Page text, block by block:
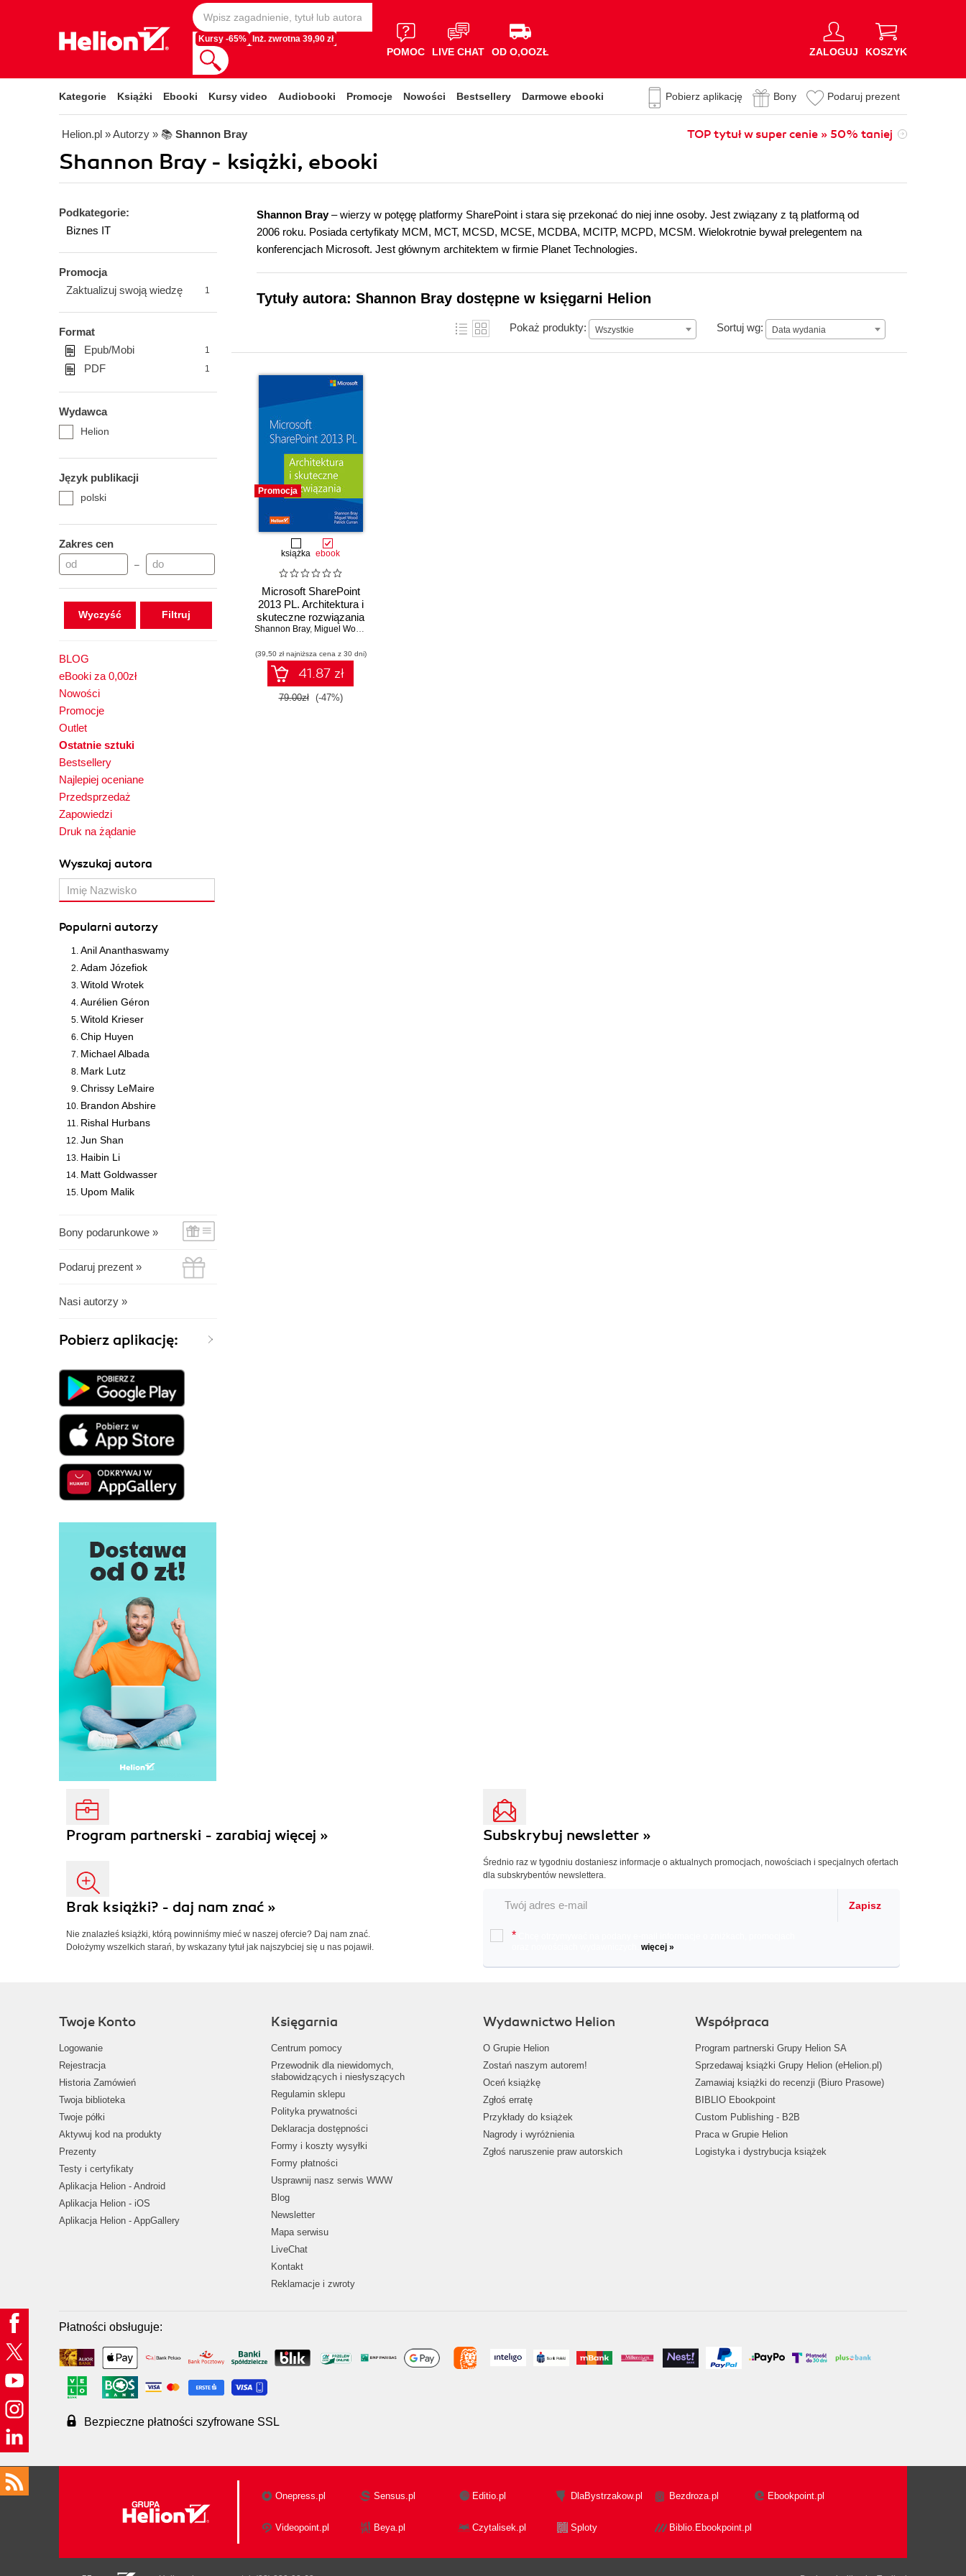
Kursy -65% Inż. zwrotna 39,90 zł
POMOC LIVE CHAT OD O,OOZŁ ZALOGUJ KOSZYK
Kategorie Książki Ebooki Kursy video Audiobooki Promocje Nowości Bestsellery Darmowe ebooki Pobierz aplikację Bony Podaruj prezent
Helion.pl » Autorzy » 📚 Shannon Bray TOP tytuł w super cenie » 50% taniej
Shannon Bray - książki, ebooki
Podkategorie:
Biznes IT
Promocja
Zaktualizuj swoją wiedzę
1
Format
Epub/Mobi
1
PDF 1
Wydawca
Helion
Język publikacji
polski
Zakres cen
–
Wyczyść
BLOG
eBooki za 0,00zł
Nowości
Promocje
Outlet
Ostatnie sztuki
Bestsellery
Najlepiej oceniane
Przedsprzedaż
Zapowiedzi
Druk na żądanie
Wyszukaj autora
Popularni autorzy
Anil Ananthaswamy
Adam Józefiok
Witold Wrotek
Aurélien Géron
Witold Krieser
Chip Huyen
Michael Albada
Mark Lutz
Chrissy LeMaire
Brandon Abshire
Rishal Hurbans
Jun Shan
Haibin Li
Matt Goldwasser
Upom Malik
Bony podarunkowe »
Podaruj prezent »
Nasi autorzy »
Pobierz aplikację:
Shannon Bray– wierzy w potęgę platformy SharePoint i stara się przekonać do niej inne osoby. Jest związany z tą platformą od
2006 roku. Posiada certyfikaty MCM, MCT, MCSD, MCSE, MCDBA, MCITP, MCPD, MCSM. Wielokrotnie bywał prelegentem na
konferencjach Microsoft. Jest głównym architektem w firmie Planet Technologies.
Tytuły autora: Shannon Bray dostępne w księgarni Helion
Pokaż produkty: Wszystkie Sortuj wg: Data wydania
Data wydania
Promocja
książka ebook
Microsoft SharePoint
2013 PL. Architektura i
skuteczne rozwiązania
Shannon Bray, Miguel Wood
(39,50 zł najniższa cena z 30 dni)
41.87 zł
79.00zł (-47%)
Program partnerski - zarabiaj więcej »
Brak książki? - daj nam znać »
Nie znalazłeś książki, którą powinniśmy mieć w naszej ofercie? Daj nam znać.
Dołożymy wszelkich starań, by wskazany tytuł jak najszybciej się u nas pojawił.
Subskrybuj newsletter »
Średnio raz w tygodniu dostaniesz informacje o aktualnych promocjach, nowościach i specjalnych ofertach
dla subskrybentów newslettera.
Zapisz
*
więcej »
Twoje Konto
Logowanie
Rejestracja
Historia Zamówień
Twoja biblioteka
Twoje półki
Aktywuj kod na produkty
Prezenty
Testy i certyfikaty
Aplikacja Helion - Android
Aplikacja Helion - iOS
Aplikacja Helion - AppGallery
Księgarnia
Centrum pomocy
Przewodnik dla niewidomych,
słabowidzących i niesłyszących
Regulamin sklepu
Polityka prywatności
Deklaracja dostępności
Formy i koszty wysyłki
Formy płatności
Usprawnij nasz serwis WWW
Blog
Newsletter
Mapa serwisu
LiveChat
Kontakt
Reklamacje i zwroty
Wydawnictwo Helion
O Grupie Helion
Zostań naszym autorem!
Oceń książkę
Zgłoś erratę
Przykłady do książek
Nagrody i wyróżnienia
Zgłoś naruszenie praw autorskich
Współpraca
Program partnerski Grupy Helion SA
Sprzedawaj książki Grupy Helion (eHelion.pl)
Zamawiaj książki do recenzji (Biuro Prasowe)
BIBLIO Ebookpoint
Custom Publishing - B2B
Praca w Grupie Helion
Logistyka i dystrybucja książek
Płatności obsługuje:
Bezpieczne płatności szyfrowane SSL
Onepress.pl Sensus.pl Editio.pl DlaBystrzakow.pl Bezdroza.pl Ebookpoint.pl
Videopoint.pl Beya.pl Czytalisek.pl Sploty Biblio.Ebookpoint.pl